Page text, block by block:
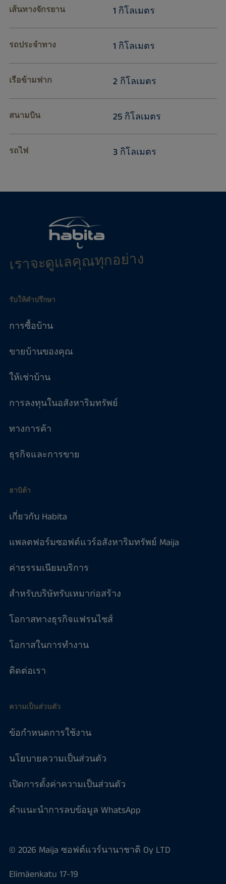
เส้นทางจักรยาน 1 กิโลเมตร
รถประจำทาง 1 กิโลเมตร
เรือข้ามฟาก 2 กิโลเมตร
สนามบิน 25 กิโลเมตร
รถไฟ 3 กิโลเมตร
เราจะดูแลคุณทุกอย่าง
รับให้คำปรึกษา
การซื้อบ้าน
ขายบ้านของคุณ
ให้เช่าบ้าน
การลงทุนในอสังหาริมทรัพย์
ทางการค้า
ธุรกิจและการขาย
ฮาบิต้า
เกี่ยวกับ Habita
แพลตฟอร์มซอฟต์แวร์อสังหาริมทรัพย์ Maija
ค่าธรรมเนียมบริการ
สำหรับบริษัทรับเหมาก่อสร้าง
โอกาสทางธุรกิจแฟรนไชส์
โอกาสในการทำงาน
ติดต่อเรา
ความเป็นส่วนตัว
ข้อกำหนดการใช้งาน
นโยบายความเป็นส่วนตัว
เปิดการตั้งค่าความเป็นส่วนตัว
คำแนะนำการลบข้อมูล WhatsApp
© 2026 Maija ซอฟต์แวร์นานาชาติ Oy LTD
Elimäenkatu 17-19